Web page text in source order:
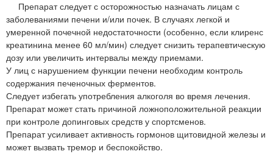
Препарат следует с осторожностью назначать лицам с
заболеваниями печени и/или почек. В случаях легкой и
умеренной почечной недостаточности (особенно, если клиренс
креатинина менее 60 мл/мин) следует снизить терапевтическую
дозу или увеличить интервалы между приемами.
У лиц с нарушением функции печени необходим контроль
содержания печеночных ферментов.
Следует избегать употребления алкоголя во время лечения.
Препарат может стать причиной ложноположительной реакции
при контроле допинговых средств у спортсменов.
Препарат усиливает активность гормонов щитовидной железы и
может вызвать тремор и беспокойство.